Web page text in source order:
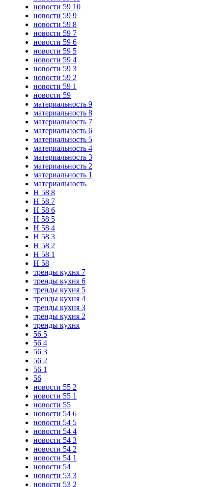
новости 59 10
новости 59 9
новости 59 8
новости 59 7
новости 59 6
новости 59 5
новости 59 4
новости 59 3
новости 59 2
новости 59 1
новости 59
материальность 9
материальность 8
материальность 7
материальность 6
материальность 5
материальность 4
материальность 3
материальность 2
материальность 1
материальность
Н 58 8
Н 58 7
Н 58 6
Н 58 5
Н 58 4
Н 58 3
Н 58 2
Н 58 1
Н 58
тренды кухня 7
тренды кухня 6
тренды кухня 5
тренды кухня 4
тренды кухня 3
тренды кухня 2
тренды кухня
56 5
56 4
56 3
56 2
56 1
56
новости 55 2
новости 55 1
новости 55
новости 54 6
новости 54 5
новости 54 4
новости 54 3
новости 54 2
новости 54 1
новости 54
новости 53 3
новости 53 2